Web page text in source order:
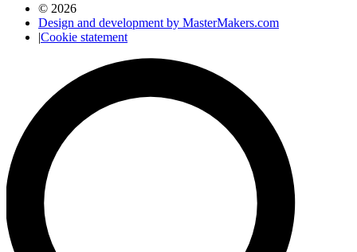
© 2026
Design and development by MasterMakers.com
|Cookie statement